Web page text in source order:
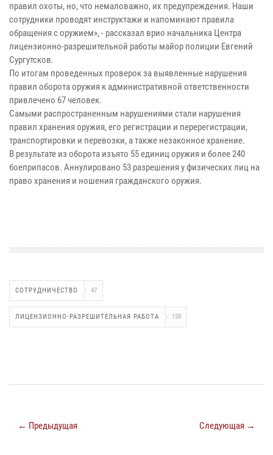
правил охоты, но, что немаловажно, их предупреждения. Наши
сотрудники проводят инструктажи и напоминают правила
обращения с оружием», - рассказал врио начальника Центра
лицензионно-разрешительной работы майор полиции Евгений
Сургутсков.
По итогам проведенных проверок за выявленные нарушения
правил оборота оружия к административной ответственности
привлечено 67 человек.
Самыми распространенным нарушениями стали нарушения
правил хранения оружия, его регистрации и перерегистрации,
транспортировки и перевозки, а также незаконное хранение.
В результате из оборота изъято 55 единиц оружия и более 240
боеприпасов. Аннулировано 53 разрешения у физических лиц на
право хранения и ношения гражданского оружия.
СОТРУДНИЧЕСТВО 47
ЛИЦЕНЗИОННО-РАЗРЕШИТЕЛЬНАЯ РАБОТА 159
← Предыдущая Следующая →